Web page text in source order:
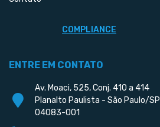
COMPLIANCE
ENTRE EM CONTATO
Av. Moaci, 525, Conj. 410 a 414
Planalto Paulista - São Paulo/SP
04083-001